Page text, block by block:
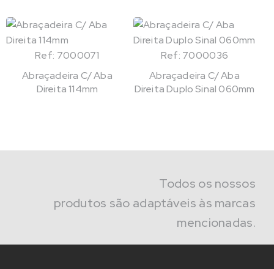
Ref: 7000071
Abraçadeira C/ Aba
Direita 114mm
Ref: 7000036
Abraçadeira C/ Aba
Direita Duplo Sinal 060mm
Todos os nossos
produtos são adaptáveis às marcas
mencionadas.